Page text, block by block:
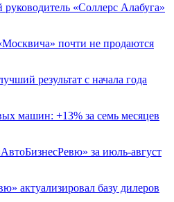
«Соллерс Алабуга»
почти не продаются
результат с начала года
машин: +13% за семь месяцев
за июль-август
актуализировал базу дилеров